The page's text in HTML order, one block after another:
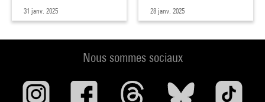
31 janv. 2025 28 janv. 2025
Nous sommes sociaux